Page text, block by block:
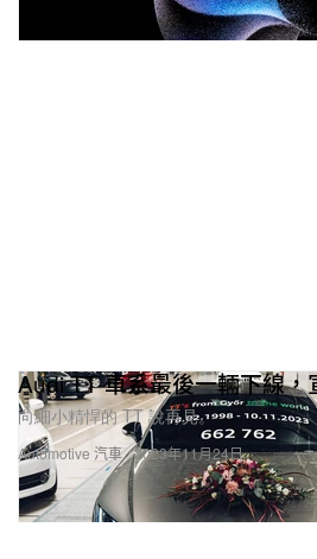
Automotive 汽車
Audi TT 車系最後一輛下線，
向細小精悍的 TT 說再見。
2023年11月24日